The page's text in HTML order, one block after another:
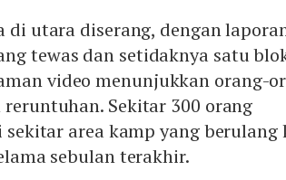
di utara diserang, dengan
tewas dan setidaknya satu
video menunjukkan orang-
Sekitar 300 orang
area kamp yang berulang
sebulan terakhir.